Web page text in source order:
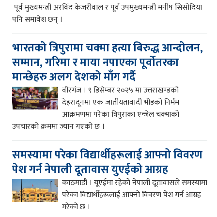
पूर्व मुख्यमन्त्री अरविंद केजरीवाल र पूर्व उपमुख्यमन्त्री मनीष सिसोदिया
पनि समावेश छन् ।
भारतको त्रिपुरामा चक्मा हत्या बिरुद्ध आन्दोलन,
सम्मान, गरिमा र माया नपाएका पूर्वोतरका
मान्छेहरु अलग देशको माँग गर्दै
वीरगंज । ९ डिसेम्बर २०२५ मा उत्तराखण्डको
देहरादूनमा एक जातीयतावादी भीडको निर्मम
आक्रमणमा परेका त्रिपुराका एन्जेल चक्माको
उपचारको क्रममा ज्यान गएको छ ।
समस्यामा परेका विद्यार्थीहरूलाई आफ्नो विवरण
पेश गर्न नेपाली दूतावास युएईको आग्रह
काठमाडौं । यूएईमा रहेको नेपाली दूतावासले समस्यामा
परेका विद्यार्थीहरूलाई आफ्नो विवरण पेश गर्न आग्रह
गरेको छ ।